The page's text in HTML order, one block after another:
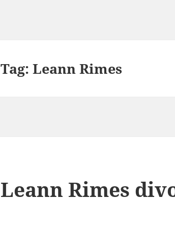
Tag:Leann Rimes
Leann Rimes